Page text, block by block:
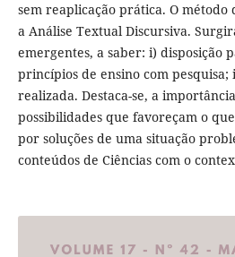
sem reaplicação prática. O método
a Análise Textual Discursiva.
emergentes, a saber: i) disposição
princípios de ensino com
realizada. Destaca-se, a
possibilidades que favoreçam o
por soluções de uma situação
conteúdos de Ciências com o